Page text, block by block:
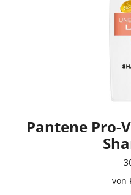
Pantene Pro-
von